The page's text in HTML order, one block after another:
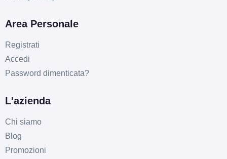
Foro centrale: 108.3mm
ARCASTING Racer Matt
Bronze 5 fori 16" 7X16
Foro centrale: 113.1mm
ARCASTING Racer Matt
Bronze 6 fori 16" 7X16
Area Personale
Registrati
Accedi
Password dimenticata?
L'azienda
Chi siamo
Blog
Promozioni